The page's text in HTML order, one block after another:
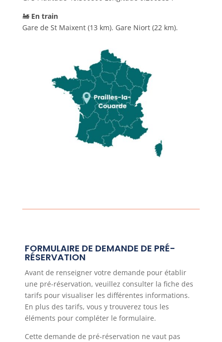
🚂En train
Gare de St Maixent (13 km). Gare Niort (22 km).
FORMULAIRE DE DEMANDE DE PRÉ-
RÉSERVATION
Avant de renseigner votre demande pour établir
une pré-réservation, veuillez consulter la fiche des
tarifs pour visualiser les différentes informations.
En plus des tarifs, vous y trouverez tous les
éléments pour compléter le formulaire.
Cette demande de pré-réservation ne vaut pas